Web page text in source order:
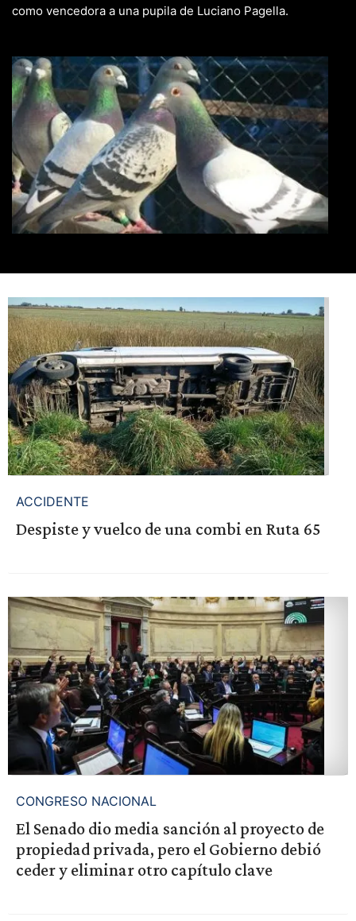
como vencedora a una pupila de Luciano Pagella.
ACCIDENTE
Despiste y vuelco de una combi en Ruta 65
CONGRESO NACIONAL
El Senado dio media sanción al proyecto de
propiedad privada, pero el Gobierno debió
ceder y eliminar otro capítulo clave